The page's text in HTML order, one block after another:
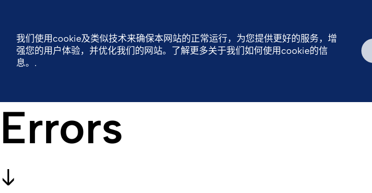
费森尤斯卡比全球 费森尤斯卡比中国 可持续发展 新闻中心 我们的产品
Errors
我们使用cookie及类似技术来确保本网站的正常运行，为您提供更好的服务，增
强您的用户体验，并优化我们的网站。了解更多关于我们如何使用cookie的信
息。.